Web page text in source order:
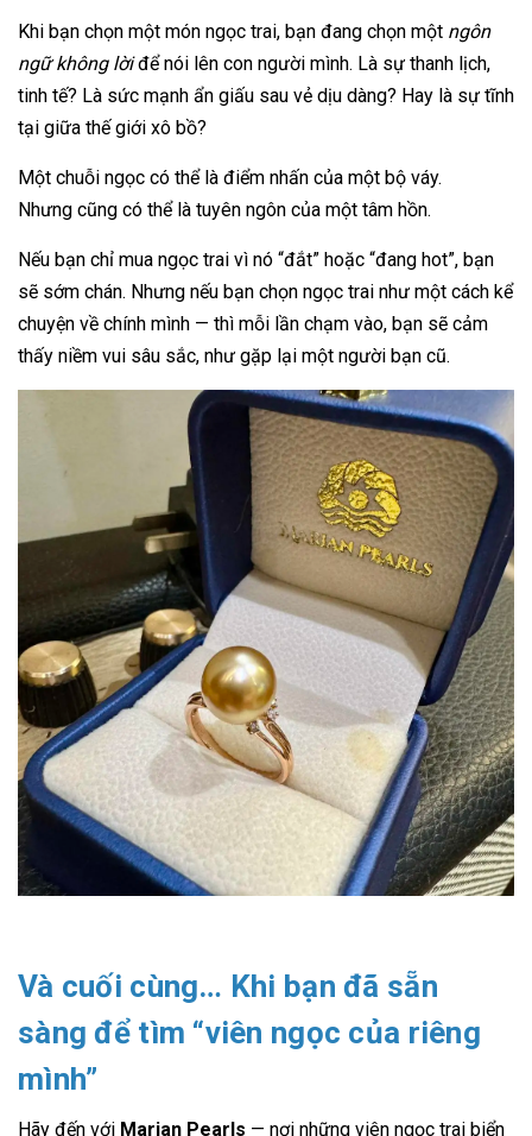
Khi bạn chọn một món ngọc trai, bạn đang chọn một ngôn
ngữ không lờiđể nói lên con người mình. Là sự thanh lịch,
tinh tế? Là sức mạnh ẩn giấu sau vẻ dịu dàng? Hay là sự tĩnh
tại giữa thế giới xô bồ?
Một chuỗi ngọc có thể là điểm nhấn của một bộ váy.
Nhưng cũng có thể là tuyên ngôn của một tâm hồn.
Nếu bạn chỉ mua ngọc trai vì nó “đắt” hoặc “đang hot”, bạn
sẽ sớm chán. Nhưng nếu bạn chọn ngọc trai như một cách kể
chuyện về chính mình — thì mỗi lần chạm vào, bạn sẽ cảm
thấy niềm vui sâu sắc, như gặp lại một người bạn cũ.
Và cuối cùng… Khi bạn đã sẵn
sàng để tìm “viên ngọc của riêng
mình”
Hãy đến với Marian Pearls — nơi những viên ngọc trai biển